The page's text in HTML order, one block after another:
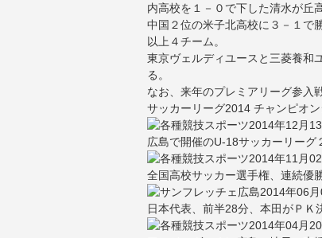
内高校を１－０で下した清水が丘
中国２位の米子北高校に３－１で
以上４チーム。
東京ヴェルディユースと三菱養和
る。
なお、来年のプレミアリーグ参入
サッカーリーグ2014 チャンピオ
2014年12月
広島で開催のU-18サッカーリー
2014年11月
全国高校サッカー選手権、連続優
2014年06月
日本代表、前半28分、本田がＰＫ
2014年04月